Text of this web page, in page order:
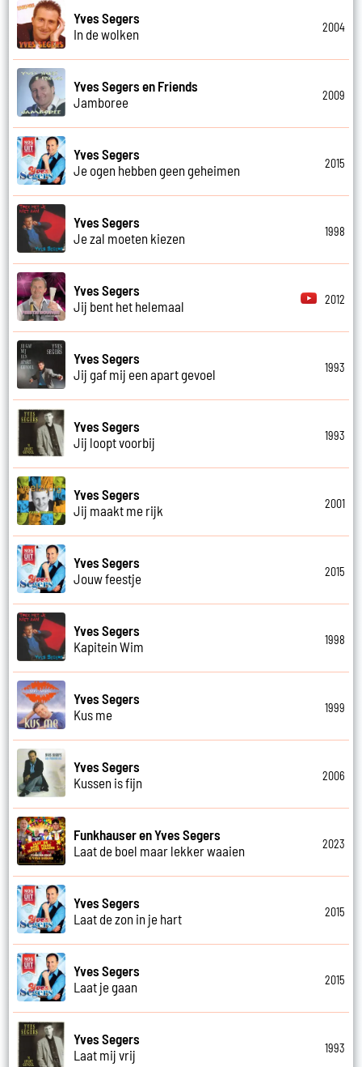
Yves Segers
In de wolken
2004
Yves Segers en Friends
Jamboree
2009
Yves Segers
Je ogen hebben geen geheimen
2015
Yves Segers
Je zal moeten kiezen
1998
Yves Segers
Jij bent het helemaal
2012
Yves Segers
Jij gaf mij een apart gevoel
1993
Yves Segers
Jij loopt voorbij
1993
Yves Segers
Jij maakt me rijk
2001
Yves Segers
Jouw feestje
2015
Yves Segers
Kapitein Wim
1998
Yves Segers
Kus me
1999
Yves Segers
Kussen is fijn
2006
Funkhauser en Yves Segers
Laat de boel maar lekker waaien
2023
Yves Segers
Laat de zon in je hart
2015
Yves Segers
Laat je gaan
2015
Yves Segers
Laat mij vrij
1993